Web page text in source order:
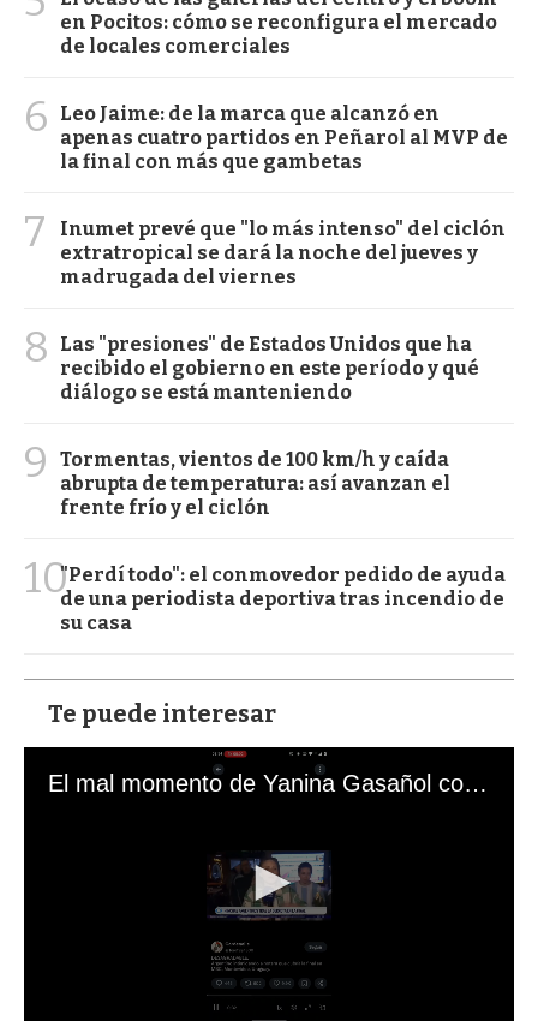
en Pocitos: cómo se reconfigura el mercado
de locales comerciales
6
Leo Jaime: de la marca que alcanzó en
apenas cuatro partidos en Peñarol al MVP de
la final con más que gambetas
7
Inumet prevé que "lo más intenso" del ciclón
extratropical se dará la noche del jueves y
madrugada del viernes
8
Las "presiones" de Estados Unidos que ha
recibido el gobierno en este período y qué
diálogo se está manteniendo
9
Tormentas, vientos de 100 km/h y caída
abrupta de temperatura: así avanzan el
frente frío y el ciclón
10"Perdí todo": el conmovedor pedido de ayuda
de una periodista deportiva tras incendio de
su casa
Te puede interesar
El mal momento de Yanina Gasañol con un hincha argentino en "Subrayado"